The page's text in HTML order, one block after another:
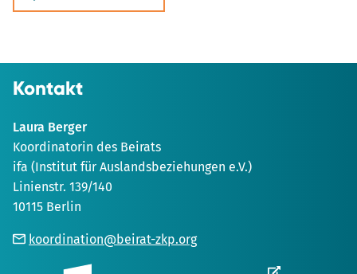
Kontakt
Laura Berger
Koordinatorin des Beirats
ifa (Institut für Auslandsbeziehungen e.V.)
Linienstr. 139/140
10115 Berlin
koordination@beirat-zkp.org